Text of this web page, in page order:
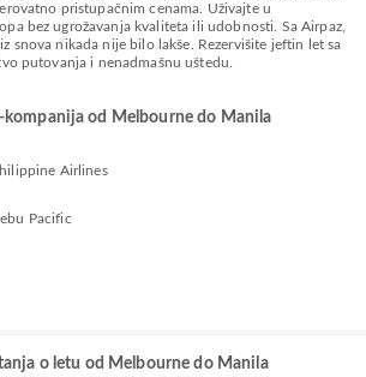
pristupačnim cenama. Uživajte u
bez ugrožavanja kvaliteta ili udobnosti. Sa Airpaz,
snova nikada nije bilo lakše. Rezervišite jeftin let sa
putovanja i nenadmašnu uštedu.
kompanija od Melbourne do Manila
Airlines
Pacific
o letu od Melbourne do Manila